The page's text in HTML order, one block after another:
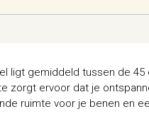
ligt gemiddeld tussen de
zorgt ervoor dat je
ruimte voor je benen en